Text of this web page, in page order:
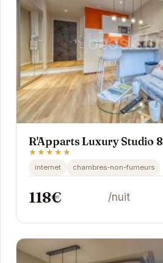
R'Apparts Luxury Studio 8
★★★★★
internet chambres-non-fumeurs
118€ /nuit